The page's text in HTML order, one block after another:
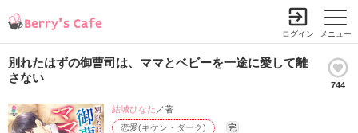
メニュー
ログイン
別れたはずの御曹司は、ママとベビーを一途に愛して離
さない
744
恋愛(キケン・ダーク) 完
結城ひなた ／著